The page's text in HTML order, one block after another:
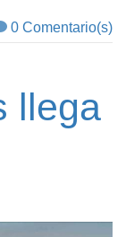
0 Comentario(s)
llega